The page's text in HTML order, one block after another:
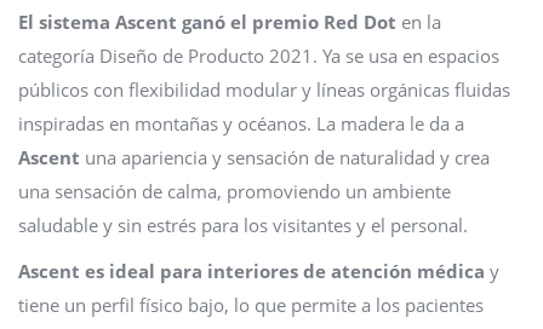
El sistema Ascent ganó el premio Red Dot en la
categoría Diseño de Producto 2021. Ya se usa en espacios
públicos con flexibilidad modular y líneas orgánicas fluidas
inspiradas en montañas y océanos. La madera le da a
Ascent una apariencia y sensación de naturalidad y crea
una sensación de calma, promoviendo un ambiente
saludable y sin estrés para los visitantes y el personal.
Ascent es ideal para interiores de atención médica y
tiene un perfil físico bajo, lo que permite a los pacientes